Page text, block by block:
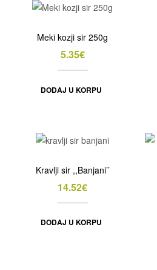
Meki kozji sir 250g
5.35€
DODAJ U KORPU
Kravlji sir ,,Banjani’’
14.52€
DODAJ U KORPU